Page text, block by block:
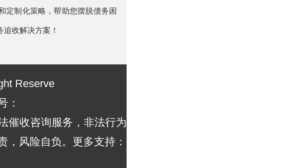
定制化策略，帮助您摆脱债务困
收解决方案！
Reserve
：
催收咨询服务，非法行为
，风险自负。更多支持：